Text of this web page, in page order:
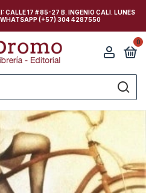
CALLE 17 # 85-27 B. INGENIO CALI. LUNES
(+57) 304 4287550
0